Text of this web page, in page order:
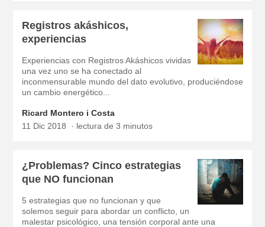
Registros akáshicos,
experiencias
Experiencias con Registros Akáshicos vividas
una vez uno se ha conectado al
inconmensurable mundo del dato evolutivo, produciéndose
un cambio energético...
Ricard Montero i Costa
11 Dic 2018
lectura de 3 minutos
¿Problemas? Cinco estrategias
que NO funcionan
5 estrategias que no funcionan y que
solemos seguir para abordar un conflicto, un
malestar psicológico, una tensión corporal ante una